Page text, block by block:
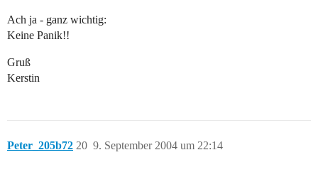
Ach ja - ganz wichtig:
Keine Panik!!
Gruß
Kerstin
Peter_205b72 9. September 2004 um 22:14
20